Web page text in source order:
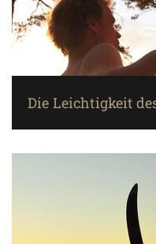
Die Leichtigkeit